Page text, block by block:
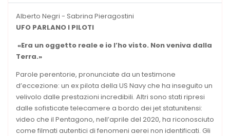
Alberto Negri - Sabrina Pieragostini
UFO PARLANO I PILOTI
«Era un oggetto reale e io l’ho visto. Non veniva dalla
Terra.»
Parole perentorie, pronunciate da un testimone
d’eccezione: un ex pilota della US Navy che ha inseguito un
velivolo dalle prestazioni incredibili. Altri sono stati ripresi
dalle sofisticate telecamere a bordo dei jet statunitensi:
video che il Pentagono, nell’aprile del 2020, ha riconosciuto
come filmati autentici di fenomeni aerei non identificati. Gli